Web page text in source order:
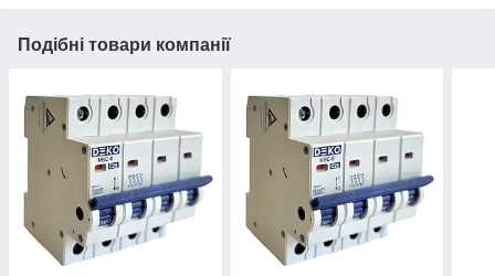
Подібні товари компанії